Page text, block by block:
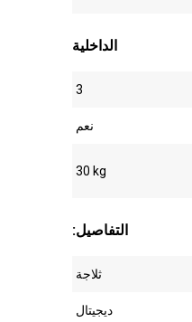
الداخلية
3
نعم
30 kg
:التفاصيل
ثلاجة
ديجيتال